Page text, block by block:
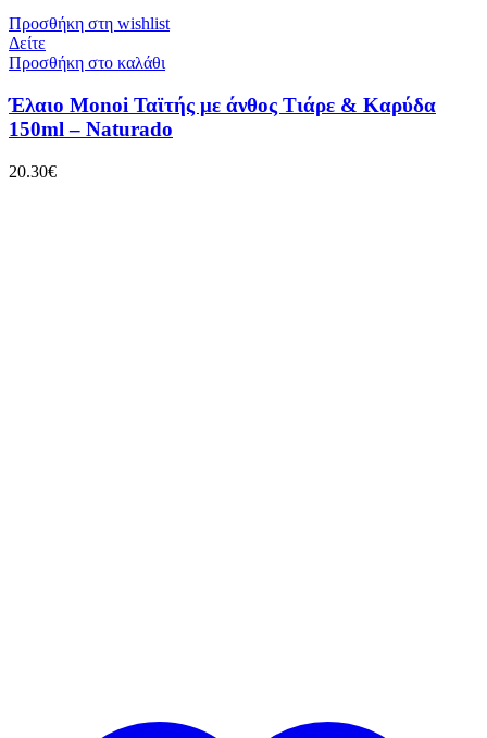
Προσθήκη στη wishlist
Δείτε
Προσθήκη στο καλάθι
Έλαιο Monoi Ταϊτής με άνθος Τιάρε & Καρύδα
150ml – Naturado
20.30€